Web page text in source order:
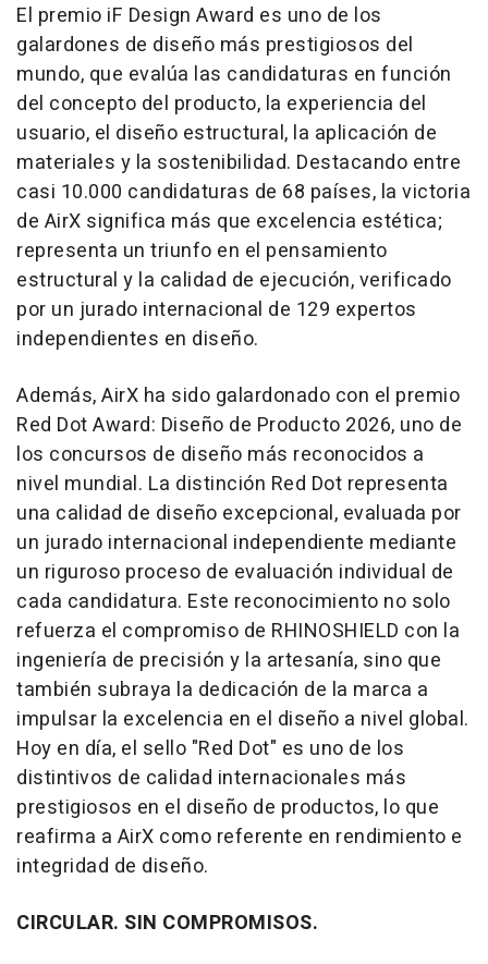
El premio iF Design Award es uno de los
galardones de diseño más prestigiosos del
mundo, que evalúa las candidaturas en función
del concepto del producto, la experiencia del
usuario, el diseño estructural, la aplicación de
materiales y la sostenibilidad. Destacando entre
casi 10.000 candidaturas de 68 países, la victoria
de AirX significa más que excelencia estética;
representa un triunfo en el pensamiento
estructural y la calidad de ejecución, verificado
por un jurado internacional de 129 expertos
independientes en diseño.
Además, AirX ha sido galardonado con el premio
Red Dot Award: Diseño de Producto 2026, uno de
los concursos de diseño más reconocidos a
nivel mundial. La distinción Red Dot representa
una calidad de diseño excepcional, evaluada por
un jurado internacional independiente mediante
un riguroso proceso de evaluación individual de
cada candidatura. Este reconocimiento no solo
refuerza el compromiso de RHINOSHIELD con la
ingeniería de precisión y la artesanía, sino que
también subraya la dedicación de la marca a
impulsar la excelencia en el diseño a nivel global.
Hoy en día, el sello "Red Dot" es uno de los
distintivos de calidad internacionales más
prestigiosos en el diseño de productos, lo que
reafirma a AirX como referente en rendimiento e
integridad de diseño.
CIRCULAR. SIN COMPROMISOS.